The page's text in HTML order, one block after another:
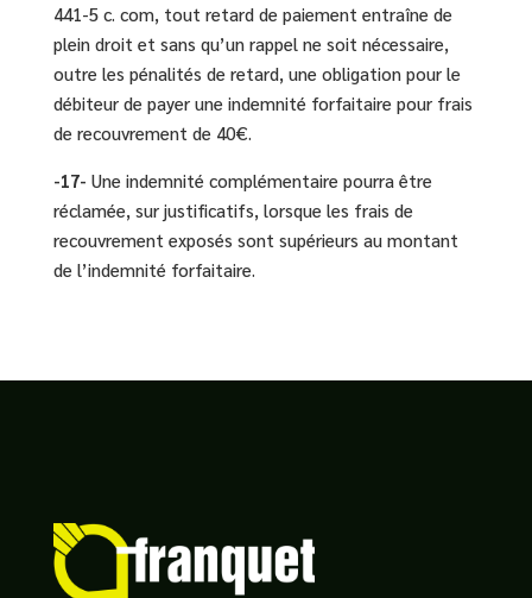
441-5 c. com, tout retard de paiement entraîne de
plein droit et sans qu’un rappel ne soit nécessaire,
outre les pénalités de retard, une obligation pour le
débiteur de payer une indemnité forfaitaire pour frais
de recouvrement de 40€.
-17- Une indemnité complémentaire pourra être
réclamée, sur justificatifs, lorsque les frais de
recouvrement exposés sont supérieurs au montant
de l’indemnité forfaitaire.